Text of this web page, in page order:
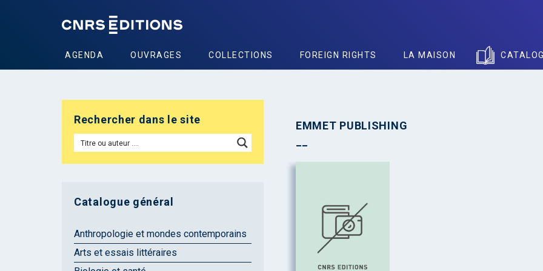
AGENDA OUVRAGES COLLECTIONS FOREIGN RIGHTS LA MAISON
EMMET PUBLISHING
Rechercher dans le site
Catalogue général
Anthropologie et mondes contemporains
Arts et essais littéraires